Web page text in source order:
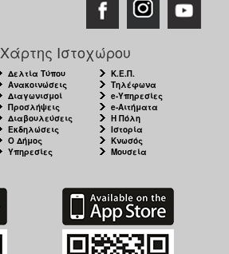
Χάρτης Ιστοχώρου
Δελτία Τύπου
Ανακοινώσεις
Διαγωνισμοί
Προσλήψεις
Διαβουλεύσεις
Εκδηλώσεις
Ο Δήμος
Υπηρεσίες
Κ.Ε.Π.
Τηλέφωνα
e-Υπηρεσίες
e-Αιτήματα
Η Πόλη
Ιστορία
Κνωσός
Μουσεία